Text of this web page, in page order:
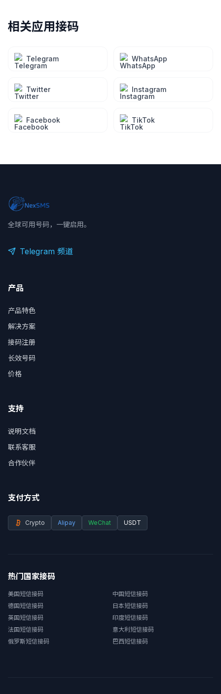
相关应用接码
Telegram WhatsApp
Twitter Instagram
Facebook TikTok
全球可用号码，一键启用。
Telegram 频道
产品
产品特色
解决方案
接码注册
长效号码
价格
支持
说明文档
联系客服
合作伙伴
支付方式
Crypto Alipay WeChat USDT
热门国家接码
美国短信接码
中国短信接码
德国短信接码
日本短信接码
英国短信接码
印度短信接码
法国短信接码
意大利短信接码
俄罗斯短信接码
巴西短信接码